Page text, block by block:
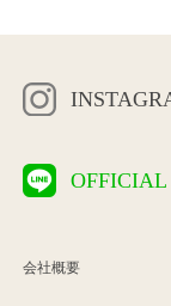
会社概要